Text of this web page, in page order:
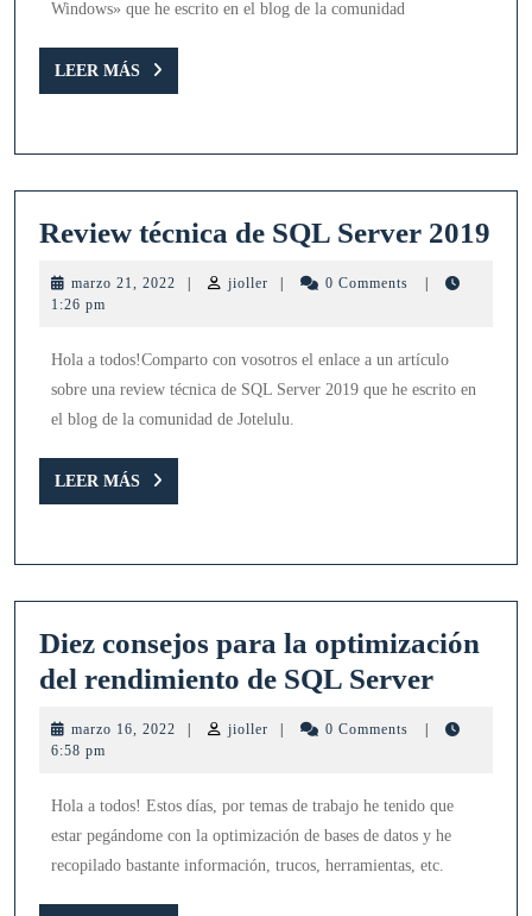
Windows» que he escrito en el blog de la comunidad
LEER MÁS
MÁS
Review técnica de SQL Server 2019
marzo 21, 2022 marzo
jioller jioller 0 Comments
1:26 pm
Hola a todos!Comparto con vosotros el enlace a un artículo
sobre una review técnica de SQL Server 2019 que he escrito en
el blog de la comunidad de Jotelulu.
LEER MÁS
MÁS
Diez consejos para la optimización
del rendimiento de SQL ServerDiez
del
marzo 16, 2022 marzo
jioller jioller 0 Comments
6:58 pm
Hola a todos! Estos días, por temas de trabajo he tenido que
estar pegándome con la optimización de bases de datos y he
recopilado bastante información, trucos, herramientas, etc.